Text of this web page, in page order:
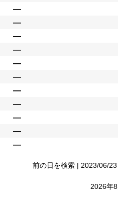
―
―
―
―
―
―
―
―
―
―
―
前の日を検索 | 2023/06/
2026年